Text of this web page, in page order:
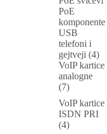
PoE
komponente
USB
telefoni i
gejtveji (4)
VoIP kartice
analogne
(7)
VoIP kartice
ISDN PRI
(4)